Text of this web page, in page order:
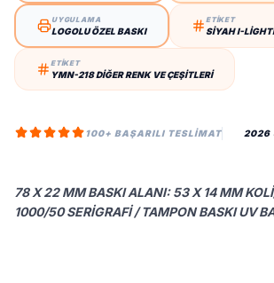
UYGULAMA
LOGOLU ÖZEL BASKI
ETİKET
SIYAH I-
ETİKET
YMN-218 DIĞER RENK VE ÇEŞITLERI
100+ BAŞARILI TESLIMAT 2026
78 X 22 MM BASKI ALANI: 53 X 14 MM
1000/50 SERIGRAFI / TAMPON BASKI UV